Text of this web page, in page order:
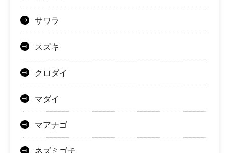
サワラ
スズキ
クロダイ
マダイ
マアナゴ
ネズミゴチ